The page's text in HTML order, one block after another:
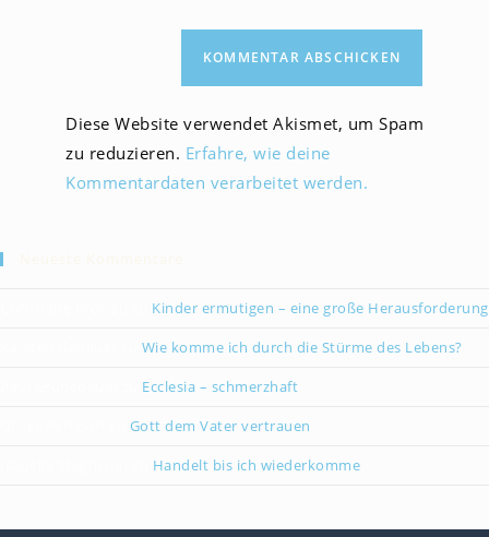
Diese Website verwendet Akismet, um Spam
zu reduzieren. Erfahre, wie deine
Kommentardaten verarbeitet werden.
Kinder ermutigen – eine große Herausforderung
Wie komme ich durch die Stürme des Lebens?
Ecclesia – schmerzhaft
Gott dem Vater vertrauen
Handelt bis ich wiederkomme